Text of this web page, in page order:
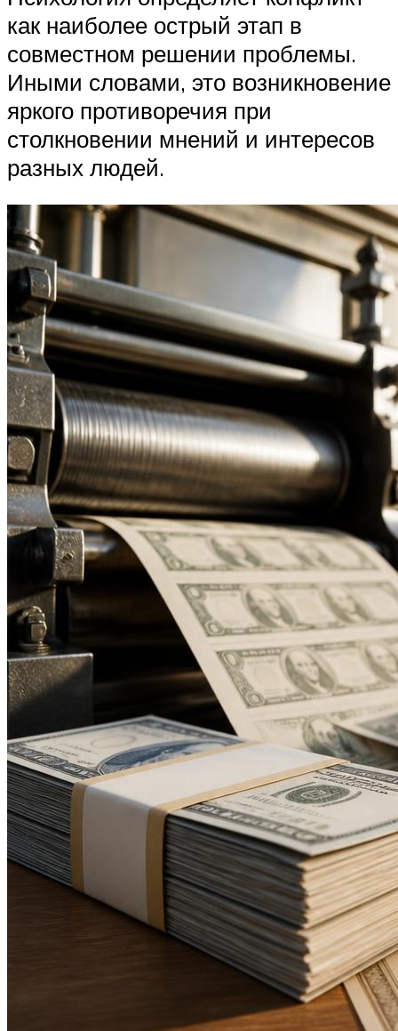
как наиболее острый этап в
совместном решении проблемы.
Иными словами, это возникновение
яркого противоречия при
столкновении мнений и интересов
разных людей.